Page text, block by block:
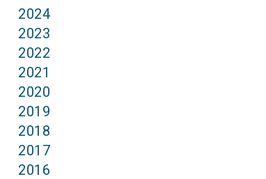
2024
2023
2022
2021
2020
2019
2018
2017
2016